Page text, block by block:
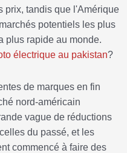
prix, tandis que l'Amérique
potentiels les plus
plus rapide au monde.
électrique au pakistan?
de marques en fin
nord-américain
vague de réductions
du passé, et les
commencé à faire des